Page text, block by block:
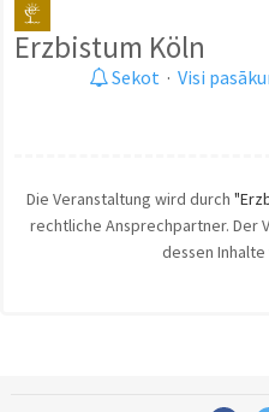
Erzbistum Köln
Sekot · Visi
Die Veranstaltung wird durch
rechtliche Ansprechpartner. Der
dessen